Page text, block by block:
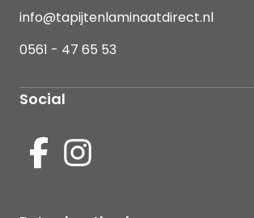
info@tapijtenlaminaatdirect.nl
0561 - 47 65 53
Social